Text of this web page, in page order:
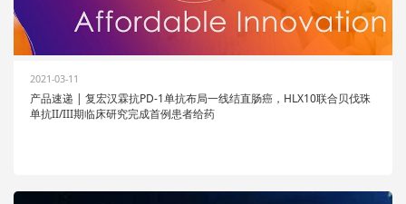
2021-03-11
产品速递 | 复宏汉霖抗PD-1单抗布局一线结直肠癌，HLX10联合贝伐珠
单抗II/III期临床研究完成首例患者给药